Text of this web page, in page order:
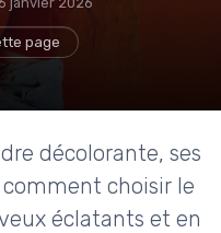
page
décolorante, ses
choisir le
éclatants et en